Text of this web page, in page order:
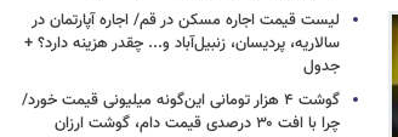
لیست قیمت اجاره مسکن در قم/ اجاره آپارتمان در
سالاریه، پردیسان، زنبیل‌آباد و... چقدر هزینه دارد؟ +
جدول
گوشت ۴ هزار تومانی این‌گونه میلیونی قیمت خورد/
چرا با افت ۳۰ درصدی قیمت دام، گوشت ارزان